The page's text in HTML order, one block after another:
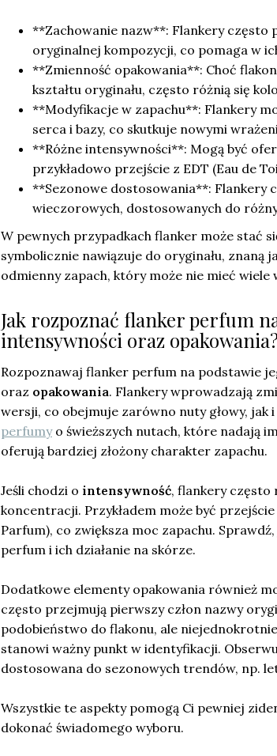
**Zachowanie nazw**: Flankery często
oryginalnej kompozycji, co pomaga w
**Zmienność opakowania**: Choć
kształtu oryginału, często różnią się
**Modyfikacje w zapachu**: Flankery
serca i bazy, co skutkuje nowymi
**Różne intensywności**: Mogą być
przykładowo przejście z EDT (Eau de
**Sezonowe dostosowania**: Flankery
wieczorowych, dostosowanych do
W pewnych przypadkach flanker może stać
symbolicznie nawiązuje do oryginału, znaną
odmienny zapach, który może nie mieć wiele
Jak rozpoznać flanker perfum
intensywności oraz
Rozpoznawaj flanker perfum na podstawie
oraz opakowania. Flankery wprowadzają
wersji, co obejmuje zarówno nuty głowy, jak
perfumyo świeższych nutach, które nadają
oferują bardziej złożony charakter zapachu.
Jeśli chodzi o intensywność, flankery często
koncentracji. Przykładem może być przejście
Parfum), co zwiększa moc zapachu.
perfum i ich działanie na skórze.
Dodatkowe elementy opakowania również
często przejmują pierwszy człon nazwy
podobieństwo do flakonu, ale
stanowi ważny punkt w identyfikacji.
dostosowana do sezonowych trendów, np.
Wszystkie te aspekty pomogą Ci pewniej
dokonać świadomego wyboru.